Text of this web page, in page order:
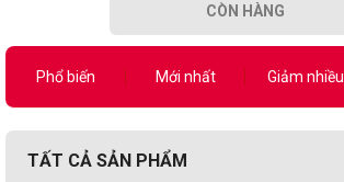
CÒN HÀNG
Phổ biến Mới nhất Giảm nhiều
TẤT CẢ SẢN PHẨM